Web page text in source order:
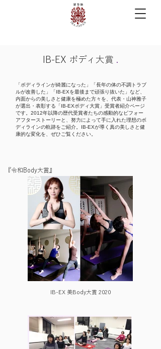
IB-EX ボディ大賞
「ボディラインが綺麗になった」「長年の体の不調トラブ
ルが改善した」「IB-EXを最後まで頑張り抜いた」など、
内面からの美しさと健康を極めた方々を、代表・山神雅子
が選出・表彰する 「IB-EXボディ大賞」受賞者紹介ページ
です。2012年以降の歴代受賞者たちの感動的なビフォー
アフターストーリーと、努力によって手に入れた理想のボ
ディラインの軌跡をご紹介。IB-EXが導く真の美しさと健
康的な変化を、ぜひご覧ください。
​『令和Body大賞』
IB-EX 美Body大賞 2020